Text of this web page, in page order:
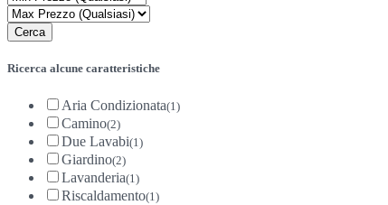
Ricerca alcune caratteristiche
Aria Condizionata(1)
Camino(2)
Due Lavabi(1)
Giardino(2)
Lavanderia(1)
Riscaldamento(1)